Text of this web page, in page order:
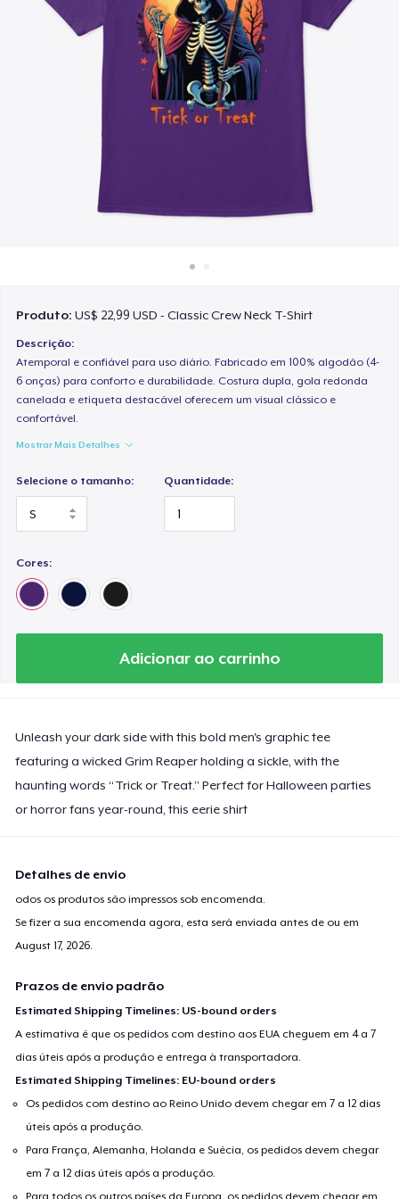
Venda em todo lugar
Venda qualquer coisa
Produto:US$ 22,99 USD - Classic Crew Neck T-Shirt
Descrição:
Atemporal e confiável para uso diário. Fabricado em 100% algodão (4-
6 onças) para conforto e durabilidade. Costura dupla, gola redonda
canelada e etiqueta destacável oferecem um visual clássico e
confortável.
Mostrar Mais Detalhes
Selecione o tamanho: Quantidade:
Cores:
Adicionar ao carrinho
Unleash your dark side with this bold men's graphic tee
featuring a wicked Grim Reaper holding a sickle, with the
haunting words “Trick or Treat.” Perfect for Halloween parties
or horror fans year-round, this eerie shirt
Detalhes de envio
odos os produtos são impressos sob encomenda.
Se fizer a sua encomenda agora, esta será enviada antes de ou em
August 17, 2026
Prazos de envio padrão
Estimated Shipping Timelines: US-bound orders
A estimativa é que os pedidos com destino aos EUA cheguem em 4 a 7
dias úteis após a produção e entrega à transportadora.
Estimated Shipping Timelines: EU-bound orders
Os pedidos com destino ao Reino Unido devem chegar em 7 a 12 dias
úteis após a produção.
Para França, Alemanha, Holanda e Suécia, os pedidos devem chegar
em 7 a 12 dias úteis após a produção.
Para todos os outros países da Europa, os pedidos devem chegar em